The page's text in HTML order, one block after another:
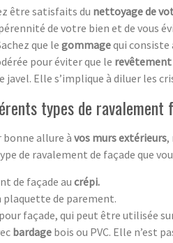
être satisfaits du nettoyage de
de votre bien et de vous
que legommagequi
pour éviter que le revêtement
javel. Elle s’implique à diluer les
types de ravalement
bonne allure à vos murs extérieurs,
de ravalement de façade que
de façade au crépi.
plaquette de parement.
façade, qui peut être utilisée
bardage bois ou PVC. Elle n’est